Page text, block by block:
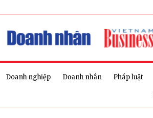
Doanh nghiệp Doanh nhân Pháp luật